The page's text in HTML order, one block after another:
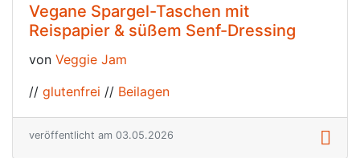
Vegane Spargel-Taschen mit
Reispapier & süßem Senf-Dressing
von Veggie Jam
// glutenfrei // Beilagen
veröffentlicht am 03.05.2026